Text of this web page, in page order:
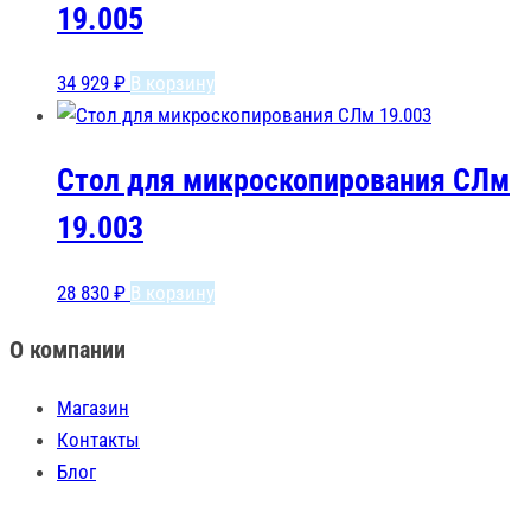
19.005
34 929 ₽ В корзину
Стол для микроскопирования СЛм
19.003
28 830 ₽ В корзину
О компании
Магазин
Контакты
Блог